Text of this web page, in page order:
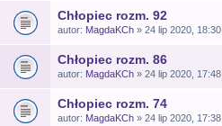
Chłopiec rozm. 92
autor: MagdaKCh » 24 lip 2020, 18:30
Chłopiec rozm. 86
autor: MagdaKCh » 24 lip 2020, 17:48
Chłopiec rozm. 74
autor: MagdaKCh » 24 lip 2020, 17:38